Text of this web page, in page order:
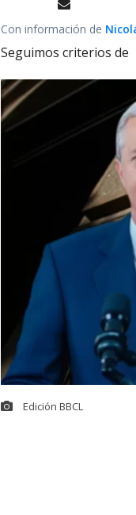
Con información de
Seguimos criterios de
Edición BBCL